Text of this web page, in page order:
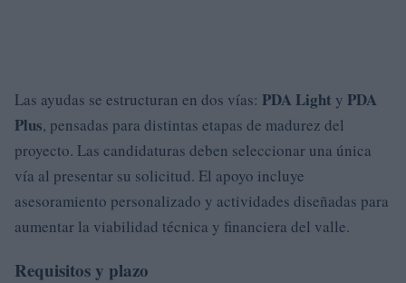
Las ayudas se estructuran en dos vías: PDA Light y PDA
Plus, pensadas para distintas etapas de madurez del
proyecto. Las candidaturas deben seleccionar una única
vía al presentar su solicitud. El apoyo incluye
asesoramiento personalizado y actividades diseñadas para
aumentar la viabilidad técnica y financiera del valle.
Requisitos y plazo